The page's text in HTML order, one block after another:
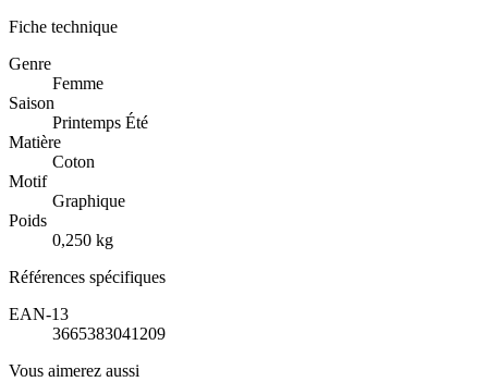
Fiche technique
Genre
Femme
Saison
Printemps Été
Matière
Coton
Motif
Graphique
Poids
0,250 kg
Références spécifiques
EAN-13
3665383041209
Vous aimerez aussi